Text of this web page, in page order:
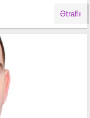
Ətraflı